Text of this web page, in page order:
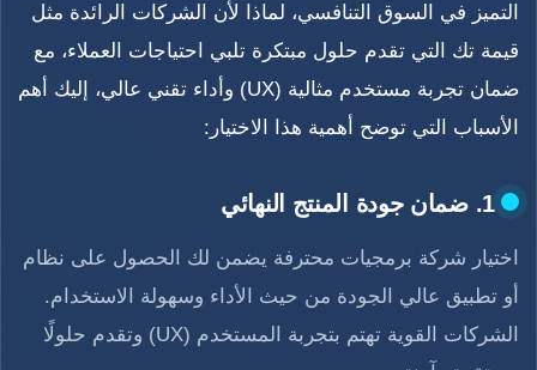
التميز في السوق التنافسي، لماذا لأن الشركات الرائدة مثل
قيمة تك التي تقدم حلول مبتكرة تلبي احتياجات العملاء، مع
ضمان تجربة مستخدم مثالية (UX) وأداء تقني عالي، إليك أهم
الأسباب التي توضح أهمية هذا الاختيار:
1. ضمان جودة المنتج النهائي
اختيار شركة برمجيات محترفة يضمن لك الحصول على نظام
أو تطبيق عالي الجودة من حيث الأداء وسهولة الاستخدام.
الشركات القوية تهتم بتجربة المستخدم (UX) وتقدم حلولًا